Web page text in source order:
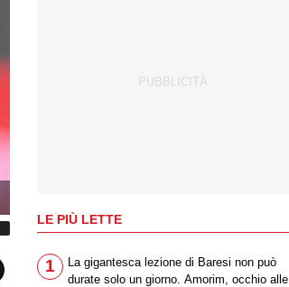
LE PIÙ LETTE
1
La gigantesca lezione di Baresi non può
durate solo un giorno. Amorim, occhio alle